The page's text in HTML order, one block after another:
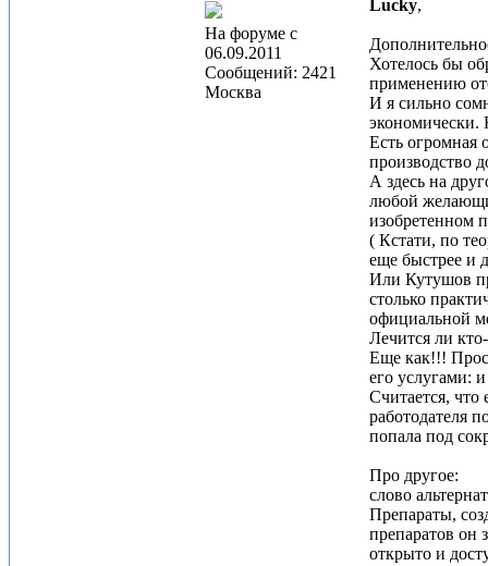
На форуме с
06.09.2011
Сообщений: 2421
Москва
Lucky,
Хотелось бы
применению
И я сильно
Есть огромная
производство
А здесь на
любой
изобретенном
( Кстати, по
еще быстрее и
Или Кутушов
столько
официальной
Лечится ли
Еще как!!!
его услугами:
Считается, что
работодателя
попала под
Про другое:
слово
Препараты,
препаратов он
открыто и